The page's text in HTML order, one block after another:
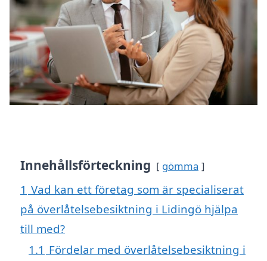
Innehållsförteckning gömma
1 Vad kan ett företag som är specialiserat
på överlåtelsebesiktning i Lidingö hjälpa
till med?
1.1 Fördelar med överlåtelsebesiktning i